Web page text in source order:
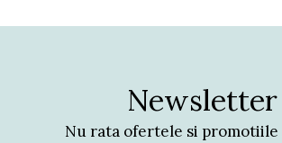
Newsletter
Nu rata ofertele si promotiile